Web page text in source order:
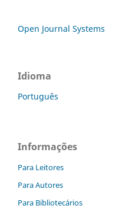
Open Journal Systems
Idioma
Português
Informações
Para Leitores
Para Autores
Para Bibliotecários